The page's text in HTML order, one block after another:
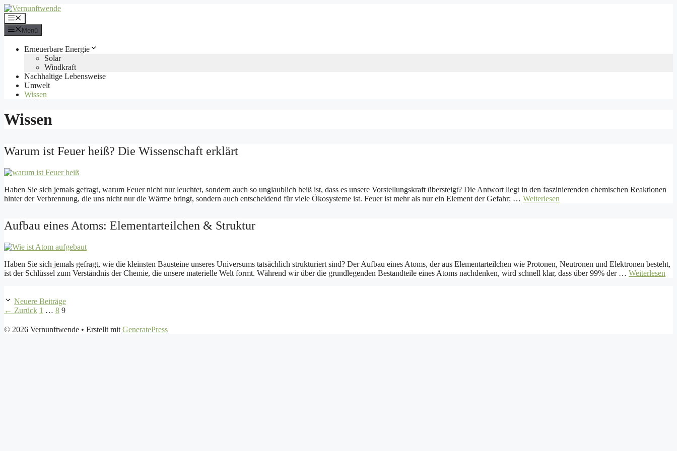
Zum
Inhalt
springen
Menü
Menü
Erneuerbare Energie
Solar
Windkraft
Nachhaltige Lebensweise
Umwelt
Wissen
Wissen
Warum ist Feuer heiß? Die Wissenschaft erklärt
Haben Sie sich jemals gefragt, warum Feuer nicht nur leuchtet, sondern auch so unglaublich heiß ist, dass es unsere Vorstellungskraft übersteigt? Die Antwort liegt in den faszinierenden chemischen Reaktionen
hinter der Verbrennung, die uns nicht nur die Wärme bringt, sondern auch entscheidend für viele Ökosysteme ist. Feuer ist mehr als nur ein Element der Gefahr; … Weiterlesen
Aufbau eines Atoms: Elementarteilchen & Struktur
Haben Sie sich jemals gefragt, wie die kleinsten Bausteine unseres Universums tatsächlich strukturiert sind? Der Aufbau eines Atoms, der aus Elementarteilchen wie Protonen, Neutronen und Elektronen besteht,
ist der Schlüssel zum Verständnis der Chemie, die unsere materielle Welt formt. Während wir über die grundlegenden Bestandteile eines Atoms nachdenken, wird schnell klar, dass über 99% der … Weiterlesen
Neuere Beiträge
← Zurück Seite
1 … Seite
8 Seite
9
© 2026 Vernunftwende • Erstellt mit GeneratePress